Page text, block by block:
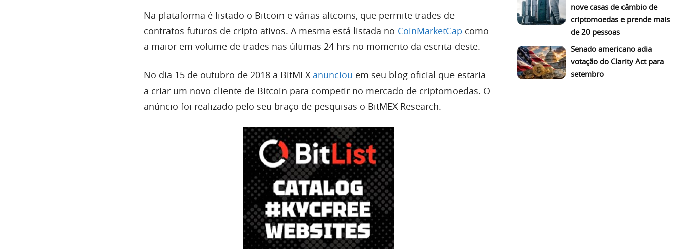
Na plataforma é listado o Bitcoin e várias altcoins, que permite trades de
contratos futuros de cripto ativos. A mesma está listada no CoinMarketCap como
a maior em volume de trades nas últimas 24 hrs no momento da escrita deste.
No dia 15 de outubro de 2018 a BitMEX anunciou em seu blog oficial que estaria
a criar um novo cliente de Bitcoin para competir no mercado de criptomoedas. O
anúncio foi realizado pelo seu braço de pesquisas o BitMEX Research.
nove casas de câmbio de
criptomoedas e prende mais
de 20 pessoas
Senado americano adia
votação do Clarity Act para
setembro